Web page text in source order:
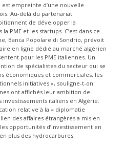
empreinte d’une nouvelle
Au-delà du partenariat
de développer la
PME et les startups. C’est dans ce
Banca Popolare di Sondrio, prévoit
en ligne dédié au marché algérien
pour les PME italiennes. Un
de spécialistes du secteur qui se
économiques et commerciales, les
initiatives », souligne-t-on.
ont affichés leur ambition de
italiens en Algérie.
relative à la « diplomatie
des affaires étrangères a mis en
opportunités d’investissement en
plus des hydrocarbures.